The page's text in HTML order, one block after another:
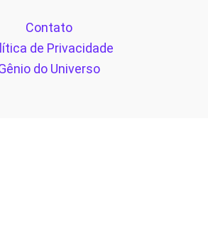
Contato
de Privacidade
do Universo